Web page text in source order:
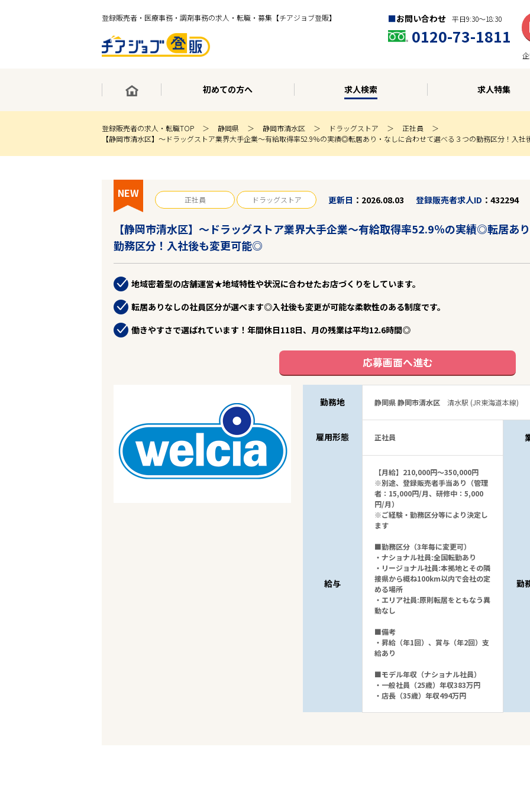
登録販売者・医療事務・調剤事務の求人・転職・募集【チアジョブ登販】 お問い合わせ 平日9:30〜18:30
0120-73-1811
初めての方へ 求人検索 求人特集
登録販売者の求人・転職TOP 静岡県 静岡市清水区 ドラッグストア
正社員
【静岡市清水区】～ドラッグストア業界大手企業～有給取得率52.9％の実績◎転居あり・なしに合わせて選べる３つの勤務区分！入
NEW 正社員 ドラッグストア 更新日 2026.08.03 登録販売者求人ID 432294
【静岡市清水区】～ドラッグストア業界大手企業～有給取得率52.9％の実績◎転居あ
勤務区分！入社後も変更可能◎
地域密着型の店舗運営★地域特性や状況に合わせたお店づくりをしています。
転居ありなしの社員区分が選べます◎入社後も変更が可能な柔軟性のある制度です。
働きやすさで選ばれています！年間休日118日、月の残業は平均12.6時間◎
応募画面へ進む
勤務地 静岡県 静岡市清水区 清水駅 (JR東海道本線)
雇用形態 正社員
給与
【月給】210,000円～350,000円
※別途、登録販売者手当あり（管理
者：15,000円/月、研修中：5,000
円/月）
※ご経験・勤務区分等により決定し
ます
■勤務区分（3年毎に変更可）
・ナショナル社員:全国転勤あり
・リージョナル社員:本拠地とその隣
接県から概ね100km以内で会社の定
める場所
・エリア社員:原則転居をともなう異
動なし
■備考
・昇給（年1回）、賞与（年2回）支
給あり
■モデル年収（ナショナル社員）
・一般社員（25歳）年収383万円
・店長（35歳）年収494万円
勤